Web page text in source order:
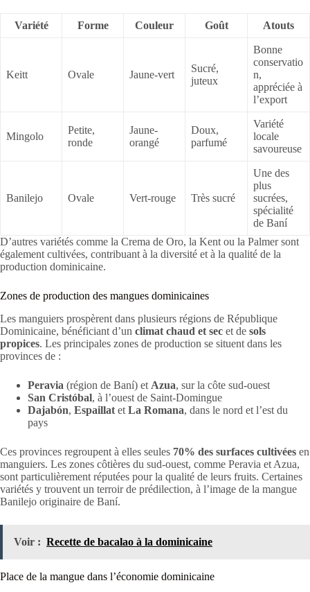
Variété Forme Couleur Goût Atouts
Keitt Ovale Jaune-vert
Sucré,
juteux
Bonne
conservatio
n,
appréciée à
l’export
Mingolo
Petite,
ronde
Jaune-
orangé
Doux,
parfumé
Variété
locale
savoureuse
Banilejo Ovale Vert-rouge Très sucré
Une des
plus
sucrées,
spécialité
de Baní
D’autres variétés comme la Crema de Oro, la Kent ou la Palmer sont
également cultivées, contribuant à la diversité et à la qualité de la
production dominicaine.
Zones de production des mangues dominicaines
Les manguiers prospèrent dans plusieurs régions de République
Dominicaine, bénéficiant d’un climat chaud et sec et de sols
propices. Les principales zones de production se situent dans les
provinces de :
Peravia (région de Baní) et Azua, sur la côte sud-ouest
San Cristóbal, à l’ouest de Saint-Domingue
Dajabón, Espaillat et La Romana, dans le nord et l’est du
pays
Ces provinces regroupent à elles seules 70% des surfaces cultivées en
manguiers. Les zones côtières du sud-ouest, comme Peravia et Azua,
sont particulièrement réputées pour la qualité de leurs fruits. Certaines
variétés y trouvent un terroir de prédilection, à l’image de la mangue
Banilejo originaire de Baní.
Voir : Recette de bacalao à la dominicaine
Place de la mangue dans l’économie dominicaine